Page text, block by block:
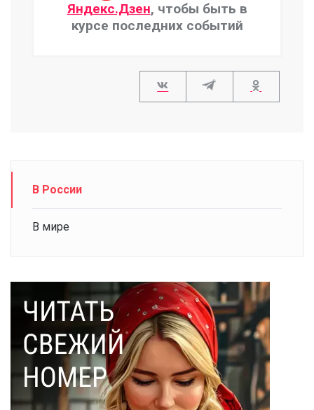
Яндекс.Дзен, чтобы быть в
курсе последних событий
В России
В мире